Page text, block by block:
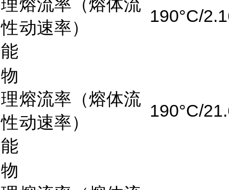
理
性
能
熔流率（熔体流
动速率）
190°C/
物
理
性
能
熔流率（熔体流
动速率）
190°C/
物